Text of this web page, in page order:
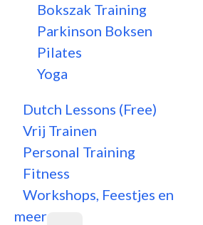
Bokszak Training
Parkinson Boksen
Pilates
Yoga
Dutch Lessons (Free)
Vrij Trainen
Personal Training
Fitness
Workshops, Feestjes en
meer